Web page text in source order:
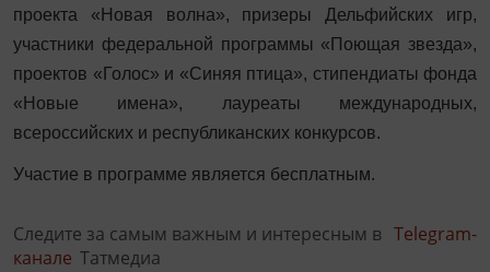
проекта «Новая волна», призеры Дельфийских игр,
участники федеральной программы «Поющая звезда»,
проектов «Голос» и «Синяя птица», стипендиаты фонда
«Новые имена», лауреаты международных,
всероссийских и республиканских конкурсов.
Участие в программе является бесплатным.
Следите за самым важным и интересным в Telegram-
канале Татмедиа